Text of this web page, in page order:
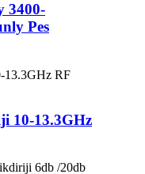
3400-
Pes
10-13.3GHz